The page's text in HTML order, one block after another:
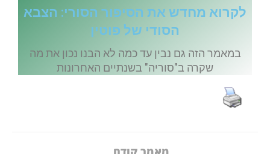
לקרוא מחדש את הסיפור הסורי: הצבא
הסודי של פוטין
במאמר הזה גם נבין עד כמה לא הבנו נכון את מה
שקרה ב"סוריה" בשנתיים האחרונות